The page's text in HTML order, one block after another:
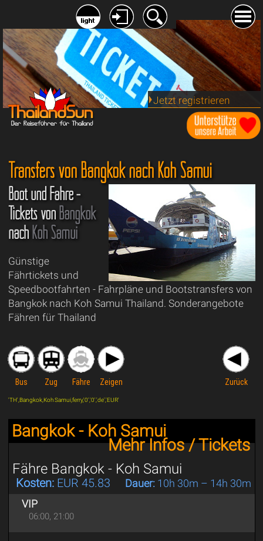
Jetzt registrieren
Transfers von Bangkok nach Koh Samui
Boot und Fähre -
Tickets von Bangkok
nach Koh Samui
Günstige
Fährtickets und
Speedbootfahrten - Fahrpläne und Bootstransfers von
Bangkok nach Koh Samui Thailand. Sonderangebote
Fähren für Thailand
Bus Zug Fähre Zeigen Zurück
'TH',Bangkok,Koh Samui,ferry,'0','0','de','EUR'
Bangkok - Koh Samui
Mehr Infos / Tickets
Fähre Bangkok - Koh Samui
Kosten:EUR 45.83 Dauer:10h 30m – 14h 30m
VIP
06:00, 21:00